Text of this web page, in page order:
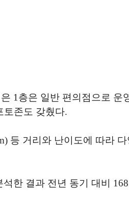
1층은 일반 편의점으로 운
토존도 갖췄다.
등 거리와 난이도에 따라
한 결과 전년 동기 대비